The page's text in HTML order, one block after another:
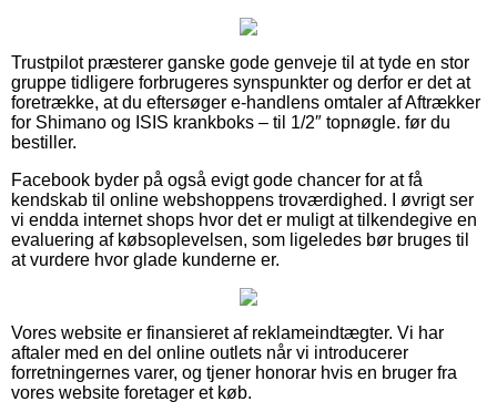
Trustpilot præsterer ganske gode genveje til at tyde en stor
gruppe tidligere forbrugeres synspunkter og derfor er det at
foretrække, at du eftersøger e-handlens omtaler af Aftrækker
for Shimano og ISIS krankboks – til 1/2″ topnøgle. før du
bestiller.
Facebook byder på også evigt gode chancer for at få
kendskab til online webshoppens troværdighed. I øvrigt ser
vi endda internet shops hvor det er muligt at tilkendegive en
evaluering af købsoplevelsen, som ligeledes bør bruges til
at vurdere hvor glade kunderne er.
Vores website er finansieret af reklameindtægter. Vi har
aftaler med en del online outlets når vi introducerer
forretningernes varer, og tjener honorar hvis en bruger fra
vores website foretager et køb.